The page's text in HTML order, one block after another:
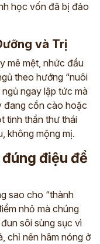
học vốn đã bị đảo
và Trị
mê mệt, nhức đầu
theo hướng “nuôi
ngay lập tức mà
đang cồn cào hoặc
tinh thần thư thái
không mộng mị.
điệu để
sao cho “thành
nhỏ mà chúng
sôi sùng sục vì
chỉ nên hâm nóng ở